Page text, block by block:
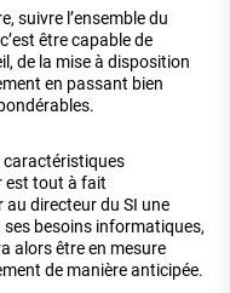
suivre l’ensemble du
être capable de
de la mise à disposition
en passant bien
caractéristiques
est tout à fait
au directeur du SI une
besoins informatiques,
alors être en mesure
de manière anticipée.